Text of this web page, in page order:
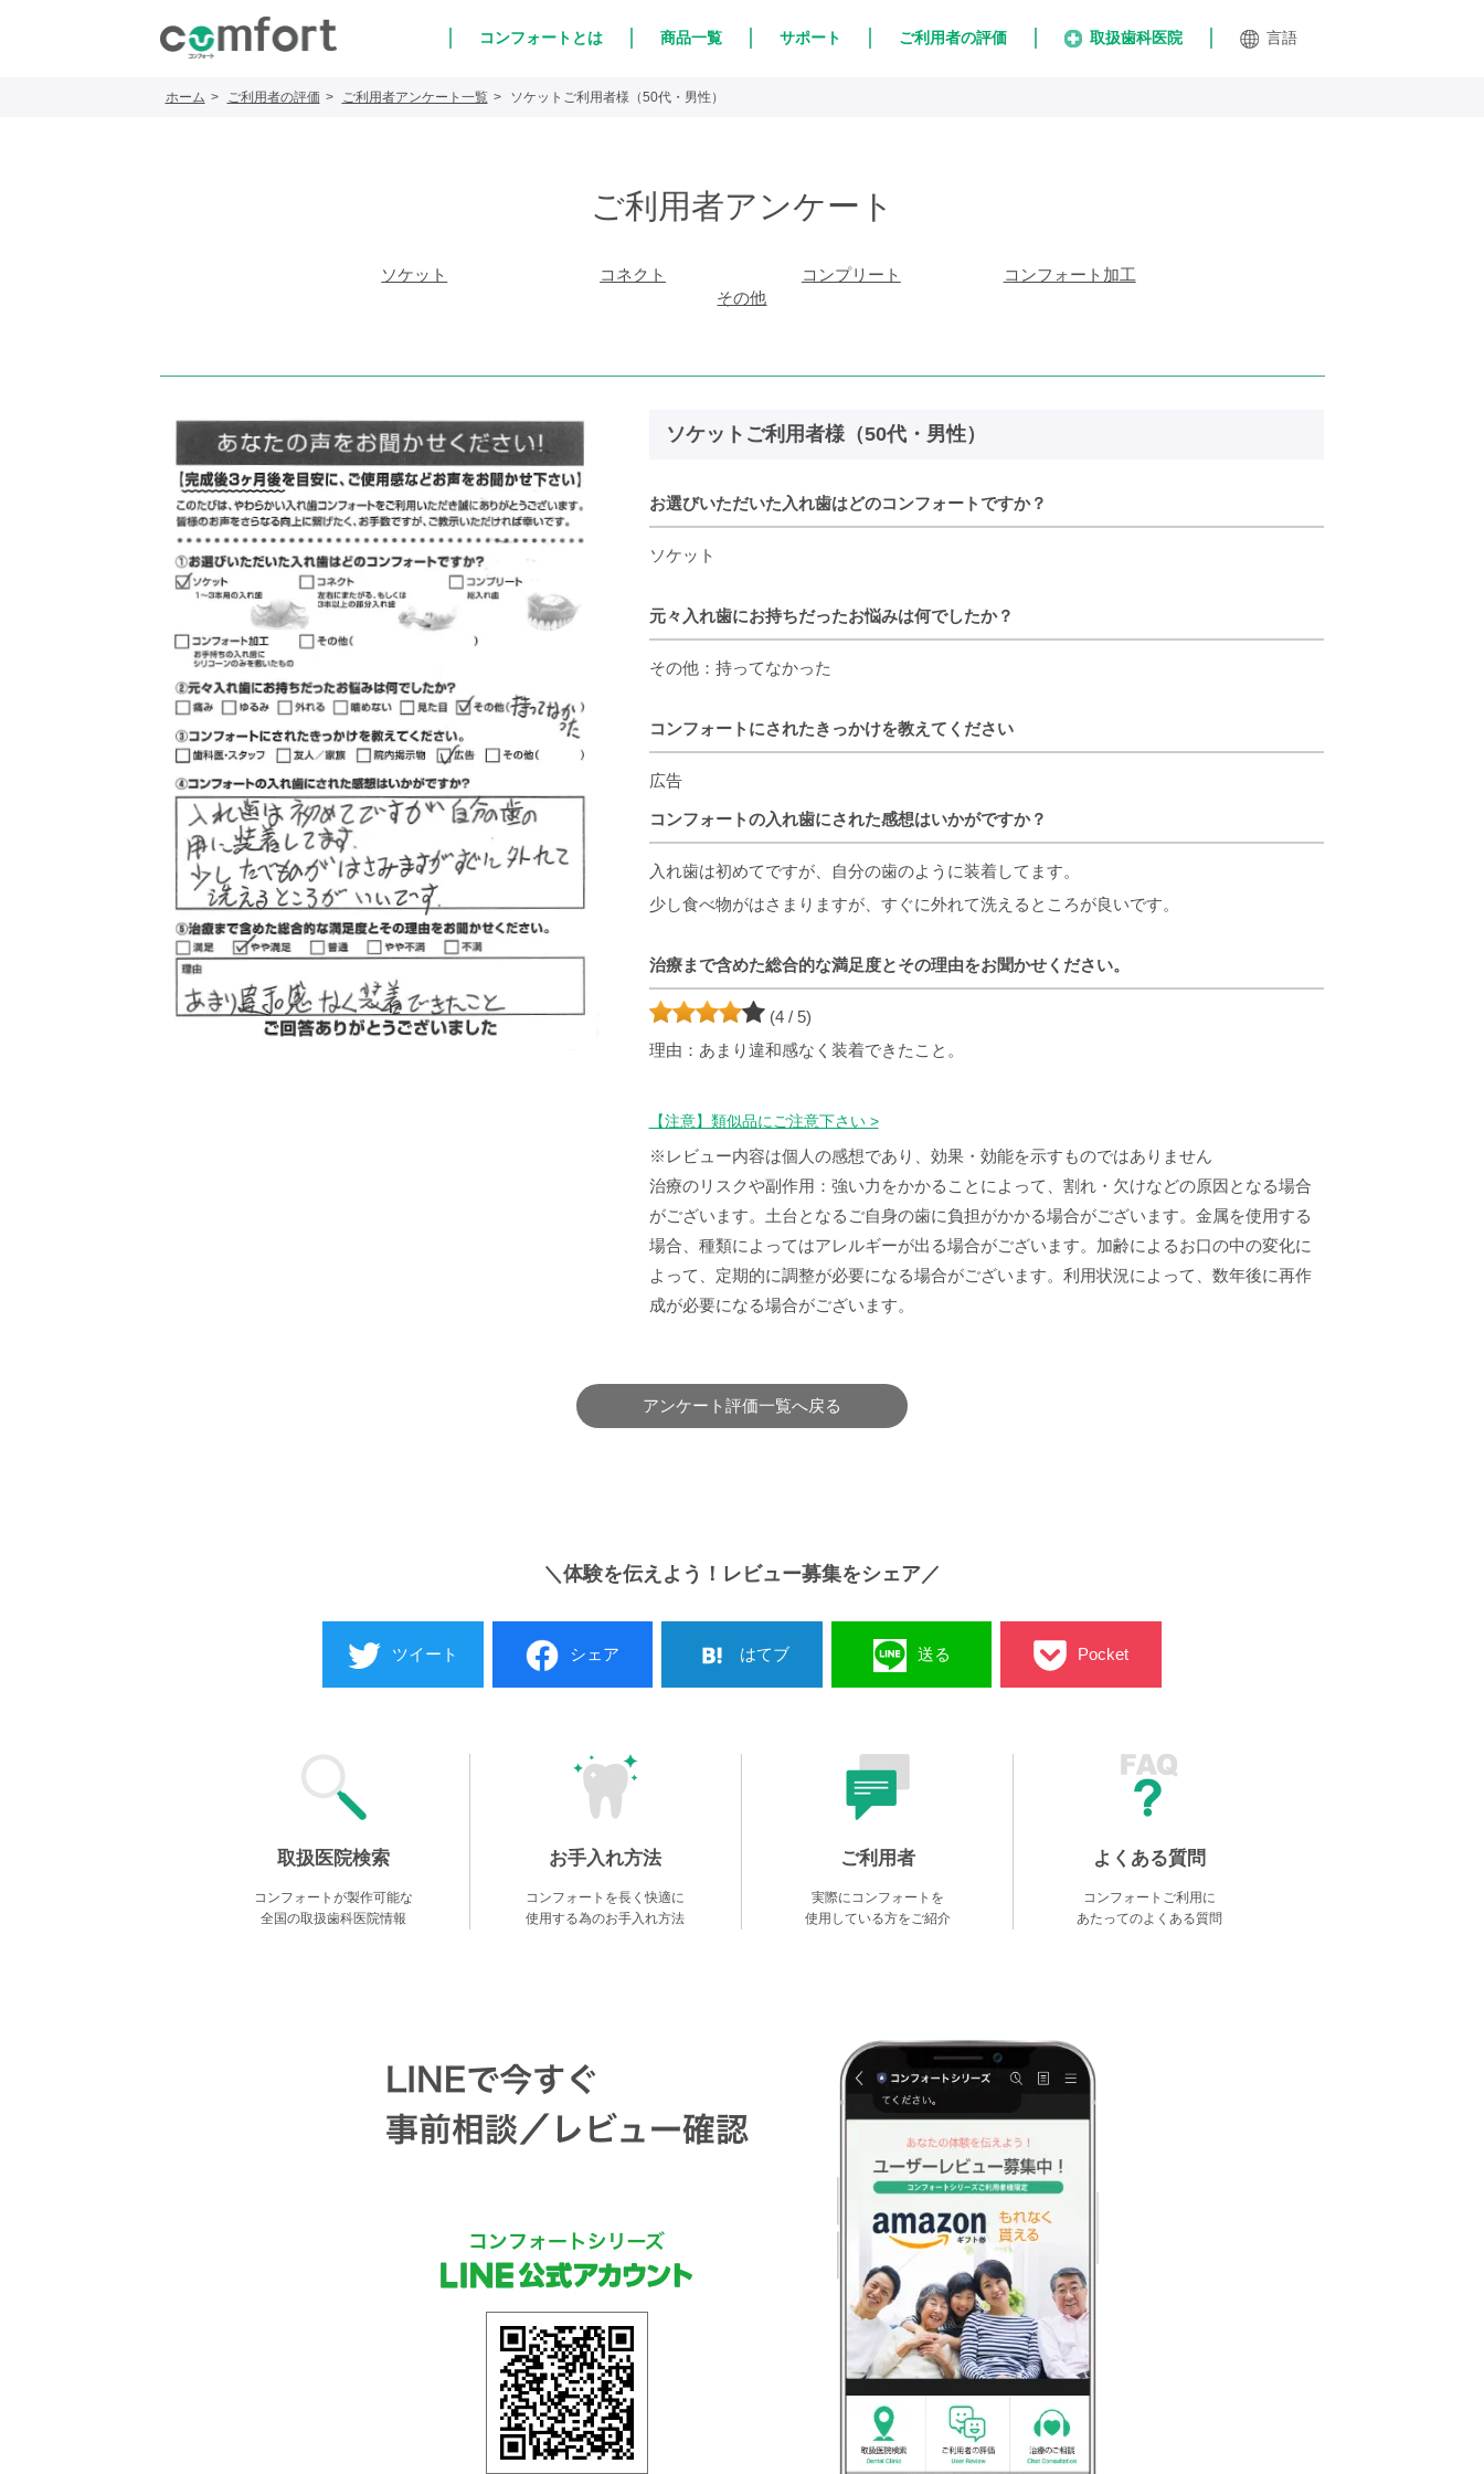
コンフォートとは 商品一覧 サポート ご利用者の評価 取扱歯科医院 言語
ホーム ご利用者の評価 ご利用者アンケート一覧 ソケットご利用者様（50代・男性）
ご利用者アンケート
ソケット コネクト コンプリート
コンフォート加工
その他
ソケットご利用者様（50代・男性）
お選びいただいた入れ歯はどのコンフォートですか？
ソケット
元々入れ歯にお持ちだったお悩みは何でしたか？
その他：持ってなかった
コンフォートにされたきっかけを教えてください
広告
コンフォートの入れ歯にされた感想はいかがですか？
入れ歯は初めてですが、自分の歯のように装着してます。
少し食べ物がはさまりますが、すぐに外れて洗えるところが良いです。
治療まで含めた総合的な満足度とその理由をお聞かせください。
(4 / 5)
理由：あまり違和感なく装着できたこと。
【注意】類似品にご注意下さい >
※レビュー内容は個人の感想であり、効果・効能を示すものではありません
治療のリスクや副作用：強い力をかかることによって、割れ・欠けなどの原因となる場合
がございます。土台となるご自身の歯に負担がかかる場合がございます。金属を使用する
場合、種類によってはアレルギーが出る場合がございます。加齢によるお口の中の変化に
よって、定期的に調整が必要になる場合がございます。利用状況によって、数年後に再作
成が必要になる場合がございます。
アンケート評価一覧へ戻る
＼体験を伝えよう！レビュー募集をシェア／
ツイート シェア はてブ 送る Pocket
取扱医院検索
コンフォートが製作可能な
全国の取扱歯科医院情報
お手入れ方法
コンフォートを長く快適に
使用する為のお手入れ方法
ご利用者
実際にコンフォートを
使用している方をご紹介
よくある質問
コンフォートご利用に
あたってのよくある質問